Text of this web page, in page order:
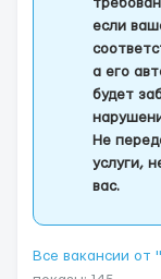
если
а его
будет
Не
услуги,
вас.
Все вакансии